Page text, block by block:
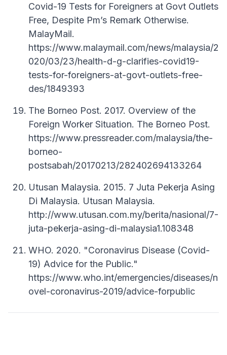
Covid-19 Tests for Foreigners at Govt Outlets
Free, Despite Pm’s Remark Otherwise.
MalayMail.
https://www.malaymail.com/news/malaysia/2
020/03/23/health-d-g-clarifies-covid19-
tests-for-foreigners-at-govt-outlets-free-
des/1849393
The Borneo Post. 2017. Overview of the
Foreign Worker Situation. The Borneo Post.
https://www.pressreader.com/malaysia/the-
borneo-
postsabah/20170213/282402694133264
Utusan Malaysia. 2015. 7 Juta Pekerja Asing
Di Malaysia. Utusan Malaysia.
http://www.utusan.com.my/berita/nasional/7-
juta-pekerja-asing-di-malaysia1.108348
WHO. 2020. "Coronavirus Disease (Covid-
19) Advice for the Public."
https://www.who.int/emergencies/diseases/n
ovel-coronavirus-2019/advice-forpublic